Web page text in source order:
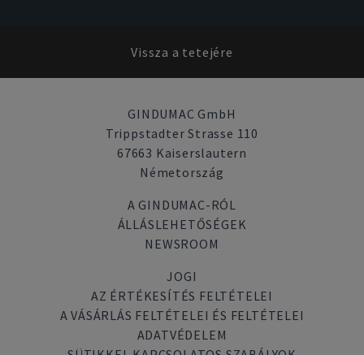
Vissza a tetejére
GINDUMAC GmbH
Trippstadter Strasse 110
67663 Kaiserslautern
Németország
A GINDUMAC-RÓL
ÁLLÁSLEHETŐSÉGEK
NEWSROOM
JOGI
AZ ÉRTÉKESÍTÉS FELTÉTELEI
A VÁSÁRLÁS FELTÉTELEI ÉS FELTÉTELEI
ADATVÉDELEM